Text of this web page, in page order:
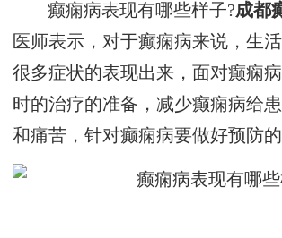
癫痫病表现有哪些样子?成都
医师表示，对于癫痫病来说，生
很多症状的表现出来，面对癫痫
时的治疗的准备，减少癫痫病给
和痛苦，针对癫痫病要做好预防的